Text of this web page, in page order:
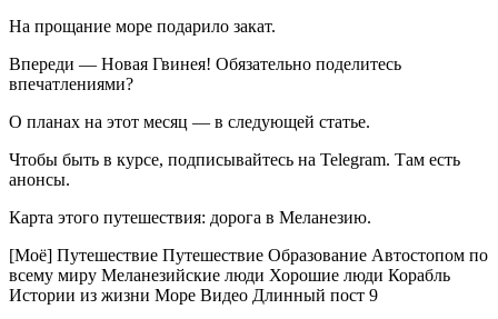
На прощание море подарило закат.
Впереди — Новая Гвинея! Обязательно поделитесь
впечатлениями?
О планах на этот месяц — в следующей статье.
Чтобы быть в курсе, подписывайтесь на Telegram. Там есть
анонсы.
Карта этого путешествия: дорога в Меланезию.
[Моё] Путешествие Путешествие Образование Автостопом по
всему миру Меланезийские люди Хорошие люди Корабль
Истории из жизни Море Видео Длинный пост 9